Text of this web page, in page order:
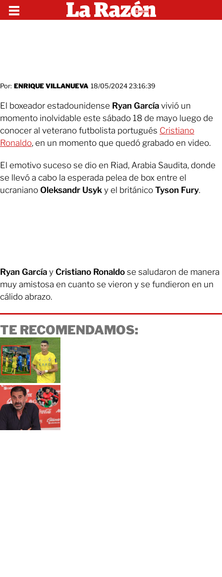
Por: ENRIQUE VILLANUEVA 18/05/2024 23:16:39
El boxeador estadounidense Ryan García vivió un
momento inolvidable este sábado 18 de mayo luego de
conocer al veterano futbolista portugués Cristiano
Ronaldo, en un momento que quedó grabado en video.
El emotivo suceso se dio en Riad, Arabia Saudita, donde
se llevó a cabo la esperada pelea de box entre el
ucraniano Oleksandr Usyk y el británico Tyson Fury.
Ryan García y Cristiano Ronaldo se saludaron de manera
muy amistosa en cuanto se vieron y se fundieron en un
cálido abrazo.
TE RECOMENDAMOS: